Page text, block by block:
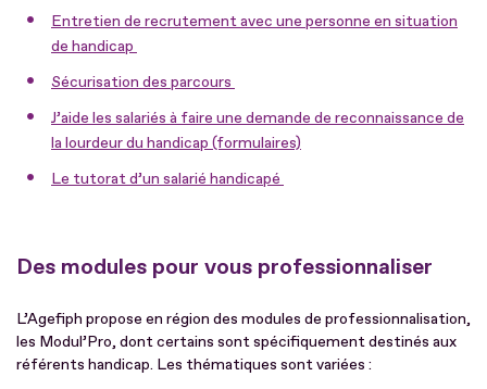
Entretien de recrutement avec une personne en situation
de handicap
Sécurisation des parcours
J’aide les salariés à faire une demande de reconnaissance de
la lourdeur du handicap (formulaires)
Le tutorat d’un salarié handicapé
Des modules pour vous professionnaliser
L’Agefiph propose en région des modules de professionnalisation,
les Modul’Pro, dont certains sont spécifiquement destinés aux
référents handicap. Les thématiques sont variées :